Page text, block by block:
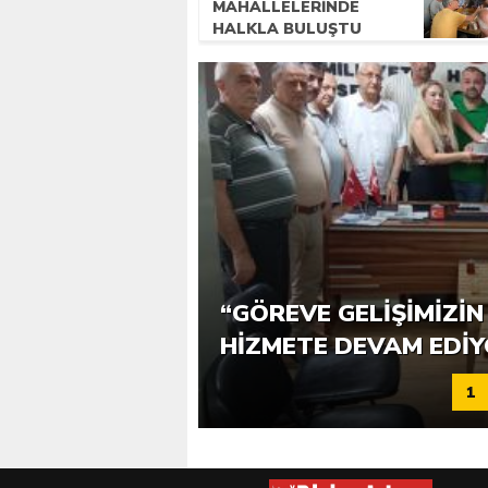
MAHALLELERINDE
HALKLA BULUŞTU
ASKİ’DEN
SUYU
“GÖREVE
HIZMETE DEVAM
1